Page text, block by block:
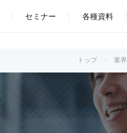
セミナー 各種資料
トップ 業